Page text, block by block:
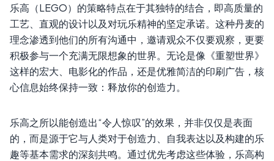
乐高（LEGO）的策略特点在于其独特的结合，即高质量的
工艺、直观的设计以及对玩乐精神的坚定承诺。这种丹麦的
理念渗透到他们的所有沟通中，邀请观众不仅要观察，更要
积极参与一个充满无限想象的世界。无论是像《重塑世界》
这样的宏大、电影化的作品，还是优雅简洁的印刷广告，核
心信息始终保持一致：释放你的创造力。
乐高之所以能创造出“令人惊叹”的效果，并非仅仅是表面
的，而是源于它与人类对于创造力、自我表达以及构建的乐
趣等基本需求的深刻共鸣。通过优先考虑这些体验，乐高构